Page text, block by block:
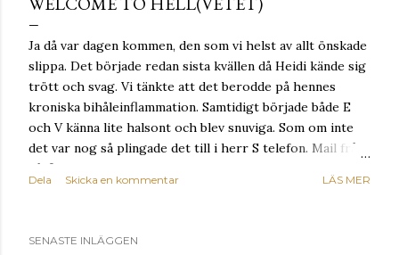
Ja då var dagen kommen, den som vi helst av allt önskade
slippa. Det började redan sista kvällen då Heidi kände sig
trött och svag. Vi tänkte att det berodde på hennes
kroniska bihåleinflammation. Samtidigt började både E
och V känna lite halsont och blev snuviga. Som om inte
det var nog så plingade det till i herr S telefon. Mail från
båtfitman som meddelade att alla speedboats var
förbjudna att lämna Bali mellan 21-25 juli. Detta satte oss
Dela Skicka en kommentar LÄS MER
SENASTE INLÄGGEN